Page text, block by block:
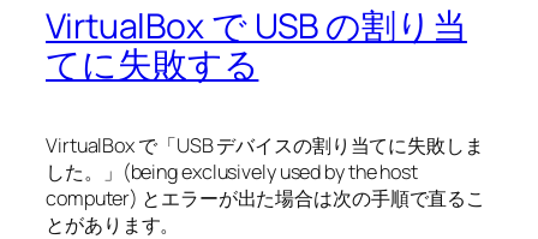
VirtualBox で USB の割り当
てに失敗する
VirtualBox で「USB デバイスの割り当てに失敗しま
した。」(being exclusively used by the host
computer) とエラーが出た場合は次の手順で直るこ
とがあります。